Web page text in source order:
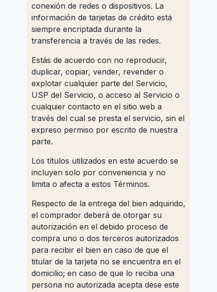
conexión de redes o dispositivos. La
información de tarjetas de crédito está
siempre encriptada durante la
transferencia a través de las redes.
Estás de acuerdo con no reproducir,
duplicar, copiar, vender, revender o
explotar cualquier parte del Servicio,
USP del Servicio, o acceso al Servicio o
cualquier contacto en el sitio web a
través del cual se presta el servicio, sin el
expreso permiso por escrito de nuestra
parte.
Los títulos utilizados en este acuerdo se
incluyen solo por conveniencia y no
limita o afecta a estos Términos.
Respecto de la entrega del bien adquirido,
el comprador deberá de otorgar su
autorización en el debido proceso de
compra uno o dos terceros autorizados
para recibir el bien en caso de que el
titular de la tarjeta no se encuentra en el
domicilio; en caso de que lo reciba una
persona no autorizada acepta dese este